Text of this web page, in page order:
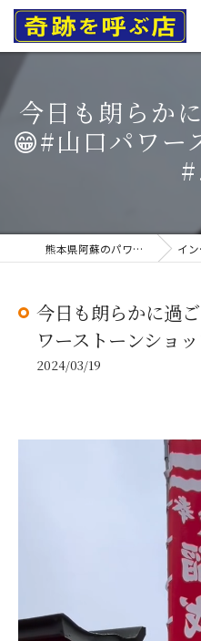
今日も朗らか
😁#山口パワー
熊本県阿蘇のパワーストーンなら奇跡を呼ぶ店 インスタグラム
今日も朗らかに過
ワーストーンショ
2024/03/19